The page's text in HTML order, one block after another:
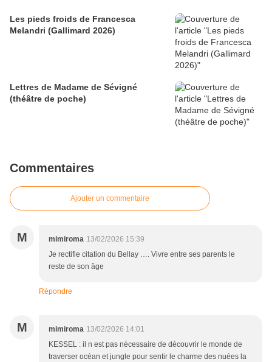
Les pieds froids de Francesca
Melandri (Gallimard 2026)
Lettres de Madame de Sévigné
(théâtre de poche)
Commentaires
Ajouter un commentaire
M mimiroma 13/02/2026 15:39
Je rectifie citation du Bellay …. Vivre entre ses parents le
reste de son âge
Répondre
M mimiroma 13/02/2026 14:01
KESSEL : il n est pas nécessaire de découvrir le monde de
traverser océan et jungle pour sentir le charme des nuées la